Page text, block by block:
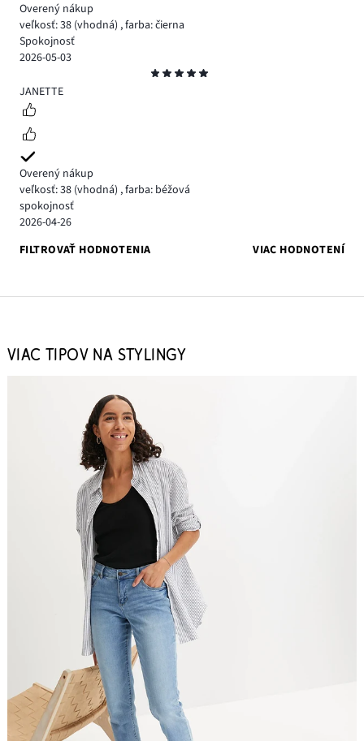
Overený nákup
veľkosť: 38 (vhodná) ,farba: čierna
Spokojnosť
2026-05-03
5
JANETTE
Overený nákup
veľkosť: 38 (vhodná) ,farba: béžová
spokojnosť
2026-04-26
FILTROVAŤ HODNOTENIA
VIAC HODNOTENÍ
VIAC TIPOV NA STYLINGY